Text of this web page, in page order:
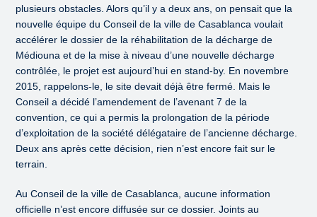
plusieurs obstacles. Alors qu’il y a deux ans, on pensait que la
nouvelle équipe du Conseil de la ville de Casablanca voulait
accélérer le dossier de la réhabilitation de la décharge de
Médiouna et de la mise à niveau d’une nouvelle décharge
contrôlée, le projet est aujourd’hui en stand-by. En novembre
2015, rappelons-le, le site devait déjà être fermé. Mais le
Conseil a décidé l’amendement de l’avenant 7 de la
convention, ce qui a permis la prolongation de la période
d’exploitation de la société délégataire de l’ancienne décharge.
Deux ans après cette décision, rien n’est encore fait sur le
terrain.
Au Conseil de la ville de Casablanca, aucune information
officielle n’est encore diffusée sur ce dossier. Joints au